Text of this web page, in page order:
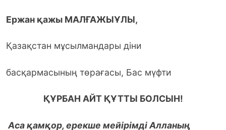
Ержан қажы МАЛҒАЖЫҰЛЫ,
Қазақстан мұсылмандары діни
басқармасының төрағасы, Бас мүфти
ҚҰРБАН АЙТ ҚҰТТЫ БОЛСЫН!
Аса қамқор, ерекше мейірімді Алланың